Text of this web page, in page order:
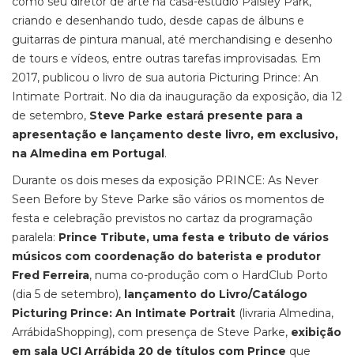
criando e desenhando tudo, desde capas de álbuns e
guitarras de pintura manual, até merchandising e desenho
de tours e vídeos, entre outras tarefas improvisadas. Em
2017, publicou o livro de sua autoria Picturing Prince: An
Intimate Portrait. No dia da inauguração da exposição, dia 12
de setembro, Steve Parke estará presente para a
apresentação e lançamento deste livro, em exclusivo,
na Almedina em Portugal.
Durante os dois meses da exposição PRINCE: As Never
Seen Before by Steve Parke são vários os momentos de
festa e celebração previstos no cartaz da programação
paralela: Prince Tribute, uma festa e tributo de vários
músicos com coordenação do baterista e produtor
Fred Ferreira, numa co-produção com o HardClub Porto
(dia 5 de setembro), lançamento do Livro/Catálogo
Picturing Prince: An Intimate Portrait (livraria Almedina,
ArrábidaShopping), com presença de Steve Parke, exibição
em sala UCI Arrábida 20 de títulos com Prince que